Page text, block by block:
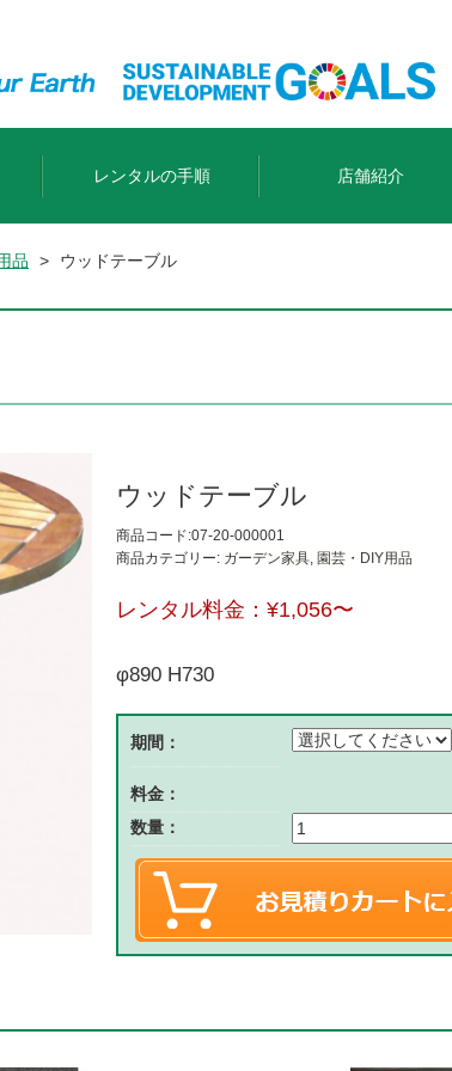
レンタルの手順 店舗紹介
品 > ウッドテーブル
ウッドテーブル
商品コード:07-20-000001
商品カテゴリー: ガーデン家具, 園芸・DIY用品
レンタル料金： ¥1,056〜
φ890 H730
期間：
料金：
数量：